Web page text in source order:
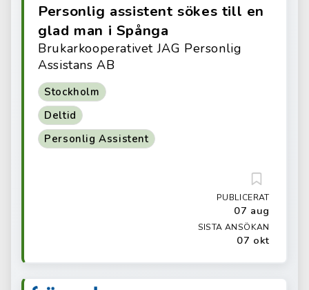
Personlig assistent sökes till en
glad man i Spånga
Brukarkooperativet JAG Personlig
Assistans AB
Stockholm
Deltid
Personlig Assistent
PUBLICERAT
07 aug
SISTA ANSÖKAN
07 okt